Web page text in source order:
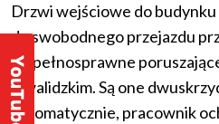
Drzwi wejściowe do
do swobodnego przejazdu
niepełnosprawne
inwalidzkim. Są one
automatycznie, pracownik